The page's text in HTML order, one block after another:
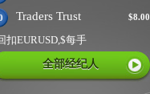
$8.00
Traders Trust
扣EURUSD,$每手
全部经纪人